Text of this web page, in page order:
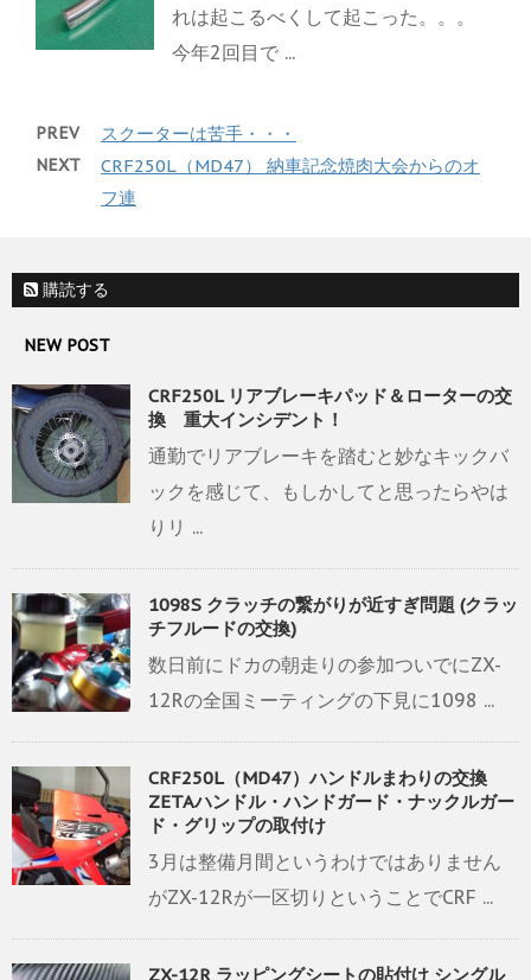
れは起こるべくして起こった。。。
今年2回目で ...
PREV スクーターは苦手・・・
NEXT
CRF250L（MD47） 納車記念焼肉大会からのオ
フ連
購読する
NEW POST
CRF250L リアブレーキパッド＆ローターの交
換 重大インシデント！
通勤でリアブレーキを踏むと妙なキックバ
ックを感じて、もしかしてと思ったらやは
りリ ...
1098S クラッチの繋がりが近すぎ問題 (クラッ
チフルードの交換)
数日前にドカの朝走りの参加ついでにZX-
12Rの全国ミーティングの下見に1098 ...
CRF250L（MD47）ハンドルまわりの交換
ZETAハンドル・ハンドガード・ナックルガー
ド・グリップの取付け
3月は整備月間というわけではありません
がZX-12Rが一区切りということでCRF ...
ZX-12R ラッピングシートの貼付け シングル